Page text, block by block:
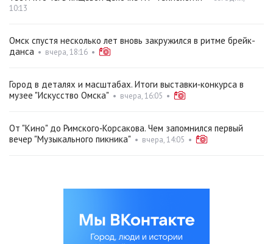
10:13
Омск спустя несколько лет вновь закружился в ритме брейк-
данса • вчера, 18:16 •
Город в деталях и масштабах. Итоги выставки‑конкурса в
музее "Искусство Омска" • вчера, 16:05 •
От "Кино" до Римского‑Корсакова. Чем запомнился первый
вечер "Музыкального пикника" • вчера, 14:05 •